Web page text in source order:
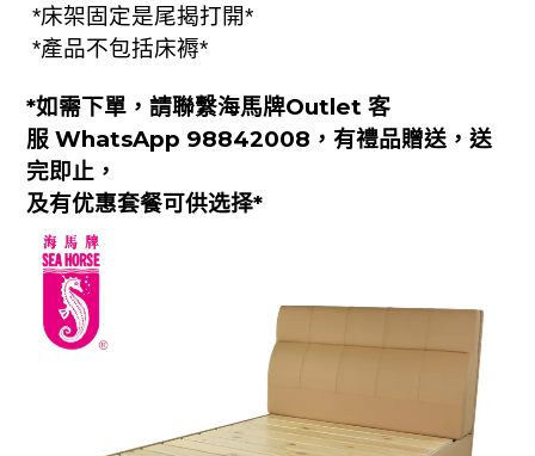
*床架固定是尾揭打開*
*產品不包括床褥*
*如需下單，請聯繫海馬牌Outlet 客
服 WhatsApp 98842008 ， 有禮品贈送，送
完即止，
及有优惠套餐可供选择*